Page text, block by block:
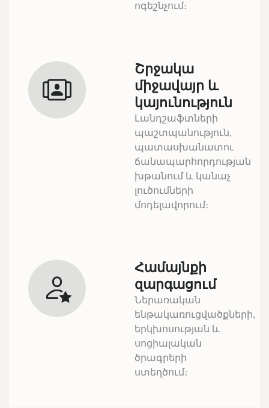
ոգեշնչում։
Շրջակա
միջավայր և
կայունություն
Լանդշաֆտների
պաշտպանություն,
պատասխանատու
ճանապարհորդության
խթանում և կանաչ
լուծումների
մոդելավորում։
Համայնքի
զարգացում
Ներառական
ենթակառուցվածքների,
երկխոսության և
սոցիալական
ծրագրերի
ստեղծում։